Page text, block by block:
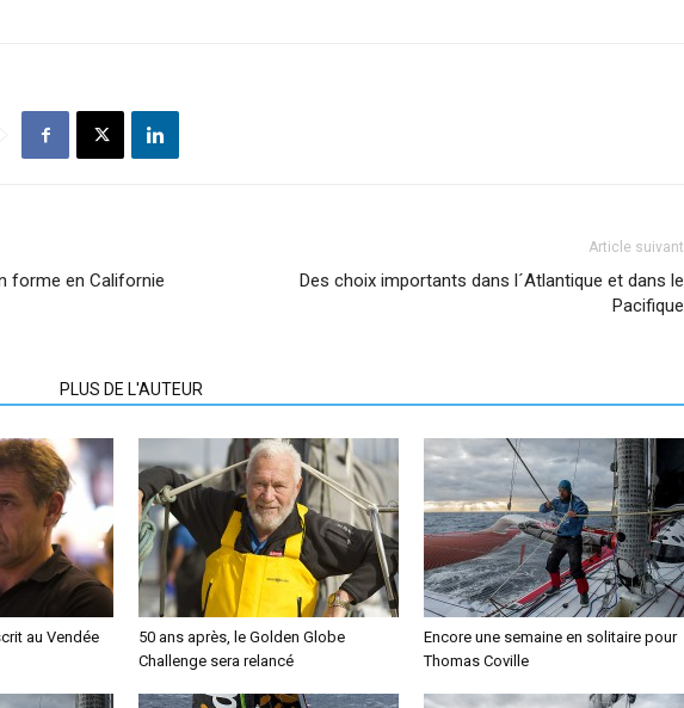
forme en Californie
Article suivant
Des choix importants dans l´Atlantique et dans le
Pacifique
PLUS DE L'AUTEUR
au Vendée
50 ans après, le Golden Globe
Challenge sera relancé
Encore une semaine en solitaire pour
Thomas Coville